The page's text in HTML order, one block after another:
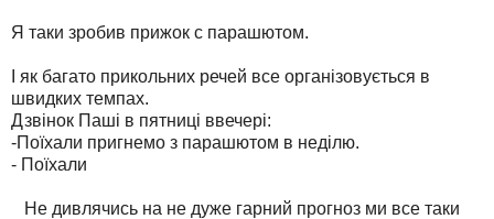
Я таки зробив прижок с парашютом.
І як багато прикольних речей все організовується в
швидких темпах.
Дзвінок Паші в пятниці ввечері:
-Поїхали пригнемо з парашютом в неділю.
- Поїхали
Не дивлячись на не дуже гарний прогноз ми все таки